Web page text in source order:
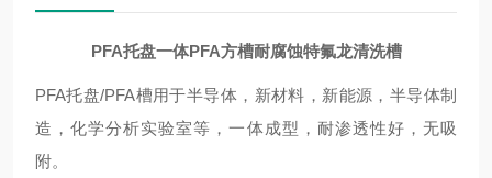
PFA托盘一体PFA方槽耐腐蚀特氟龙清洗槽
PFA托盘/PFA槽用于半导体，新材料，新能源，半导体制
造，化学分析实验室等，一体成型，耐渗透性好，无吸
附。